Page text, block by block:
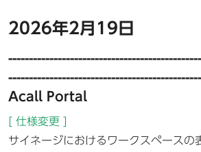
2026年2月19日
Acall Portal
[ 仕様変更 ]
サイネージにおけるワークスペースの